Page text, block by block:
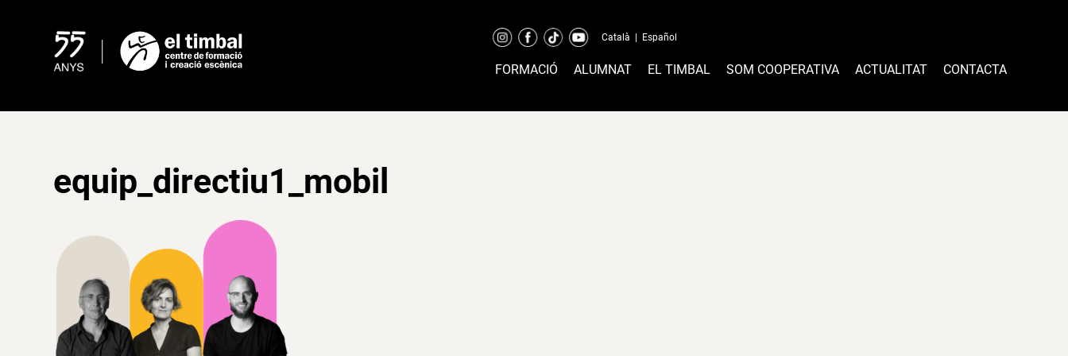
Català Español
FORMACIÓ ALUMNAT EL TIMBAL SOM COOPERATIVA ACTUALITAT CONTACTA
equip_directiu1_mobil